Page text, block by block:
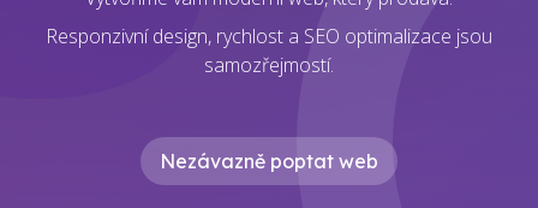
Responzivní design, rychlost a SEO optimalizace jsou
samozřejmostí.
Nezávazně poptat web